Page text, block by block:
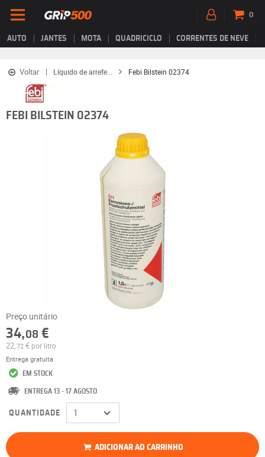
AUTO JANTES MOTA QUADRICICLO CORRENTES DE NEVE
0
Voltar Líquido de arrefe... Febi Bilstein 02374
FEBI BILSTEIN 02374
Preço unitário
34,08 €
22,72 € por litro
Entrega gratuita
EM STOCK
ENTREGA 13 - 17 AGOSTO
QUANTIDADE
ADICIONAR AO CARRINHO